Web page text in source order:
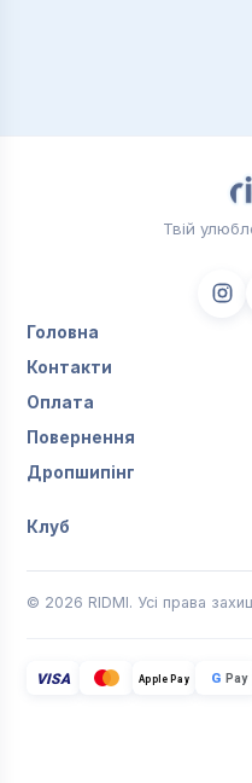
Твій
Головна
Контакти
Оплата
Повернення
Дропшипінг
Клуб
© 2026 RIDMI. Усі права
VISA Apple Pay G Pay